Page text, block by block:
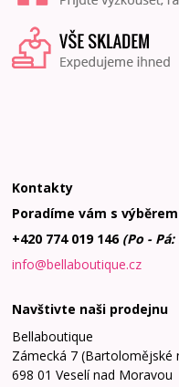
Kontakty
Poradíme vám s výběrem
+420 774 019 146 (Po -
info@bellaboutique.cz
Navštivte naši prodejnu
Bellaboutique
Zámecká 7 (Bartolomějské
698 01 Veselí nad Moravou